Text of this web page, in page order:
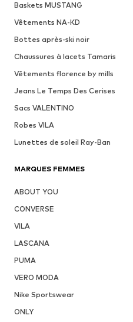
Baskets MUSTANG
Vêtements NA-KD
Bottes après-ski noir
Chaussures à lacets Tamaris
Vêtements florence by mills
Jeans Le Temps Des Cerises
Sacs VALENTINO
Robes VILA
Lunettes de soleil Ray-Ban
MARQUES FEMMES
ABOUT YOU
CONVERSE
VILA
LASCANA
PUMA
VERO MODA
Nike Sportswear
ONLY